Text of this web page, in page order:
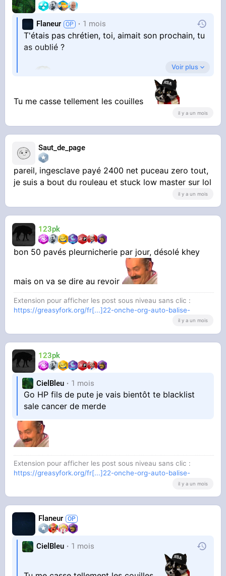
Flaneur 1 mois
T'étais pas chrétien, toi, aimait son prochain, tu
as oublié ?
Voir plus
Tu me casse tellement les couilles
il y a un mois
Saut_de_page
pareil, ingesclave payé 2400 net puceau zero tout,
je suis a bout du rouleau et stuck low master sur lol
il y a un mois
123pk
bon 50 pavés pleurnicherie par jour, désolé khey
mais on va se dire au revoir
Extension pour afficher les post sous niveau sans clic :
https://greasyfork.org/fr[...]22-onche-org-auto-balise-
il y a un mois
123pk
CielBleu 1 mois
Go HP fils de pute je vais bientôt te blacklist
sale cancer de merde
Extension pour afficher les post sous niveau sans clic :
https://greasyfork.org/fr[...]22-onche-org-auto-balise-
il y a un mois
Flaneur
CielBleu 1 mois